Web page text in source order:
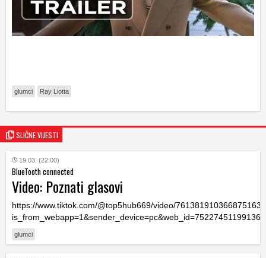
glumci Ray Liotta
SLIČNE VIJESTI
19.03. (22:00)
BlueTooth connected
Video: Poznati glasovi
https://www.tiktok.com/@top5hub669/video/
glumci